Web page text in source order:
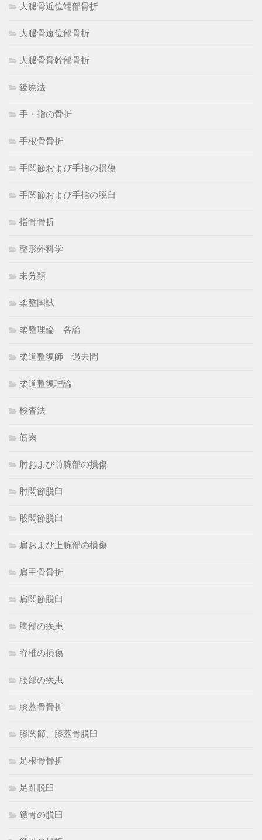
大腿骨近位端部骨折
大腿骨遠位部骨折
大腿骨骨幹部骨折
後療法
手・指の骨折
手根骨骨折
手関節および手指の損傷
手関節および手指の脱臼
指骨骨折
整形外科学
未分類
柔整国試
柔整理論 各論
柔道整復師 過去問
柔道整復理論
検査法
筋肉
肘および前腕部の損傷
肘関節脱臼
股関節脱臼
肩および上腕部の損傷
肩甲骨骨折
肩関節脱臼
胸部の疾患
脊椎の損傷
腰部の疾患
膝蓋骨骨折
膝関節、膝蓋骨脱臼
足根骨骨折
足趾脱臼
鎖骨の脱臼